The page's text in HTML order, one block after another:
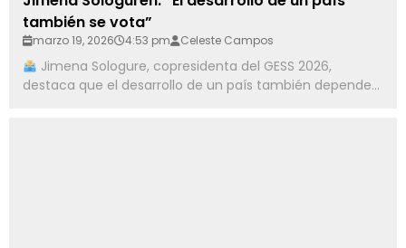
también se vota”
marzo 19, 2026 4:53 pm Celeste Campos
Jimena Sologure, copresidenta del GESS 2026,
destaca que el desarrollo de un país también depende...